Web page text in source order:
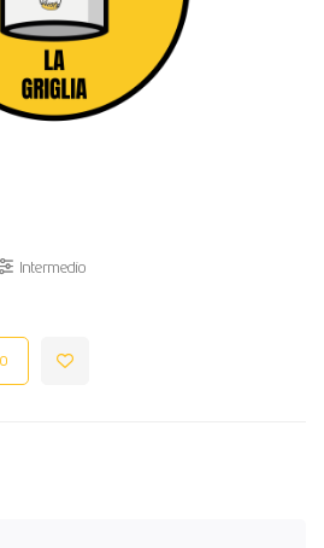
Intermedio